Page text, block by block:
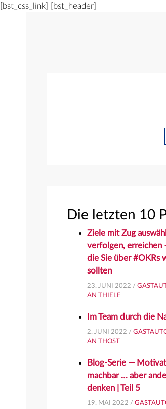
[bst_css_link] [bst_header]
Die letzten 10
Ziele mit Zug
verfolgen, erreichen
die Sie über #OKRs
sollten
23. JUNI 2022 /
AN THIELE
Im Team durch die
2. JUNI 2022 /
AN THOST
Blog-Serie —
machbar … aber
denken | Teil 5
19. MAI 2022 /